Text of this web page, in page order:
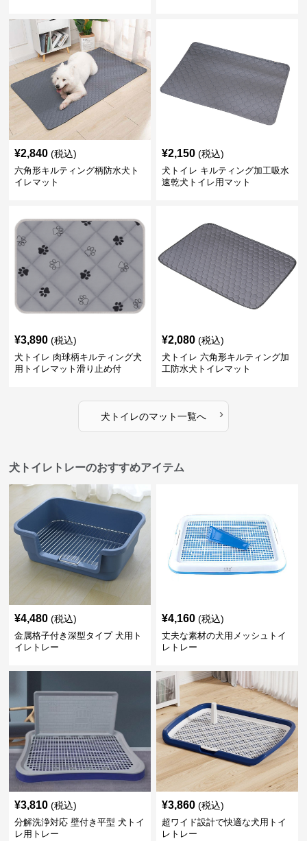
¥2,840 (税込)
六角形キルティング柄防水犬ト
イレマット
¥2,150 (税込)
犬トイレ キルティング加工吸水
速乾犬トイレ用マット
¥3,890 (税込)
犬トイレ 肉球柄キルティング犬
用トイレマット滑り止め付
¥2,080 (税込)
犬トイレ 六角形キルティング加
工防水犬トイレマット
犬トイレのマット一覧へ ›
犬トイレトレーのおすすめアイテム
¥4,480 (税込)
金属格子付き深型タイプ 犬用ト
イレトレー
¥4,160 (税込)
丈夫な素材の犬用メッシュトイ
レトレー
¥3,810 (税込)
分解洗浄対応 壁付き平型 犬トイ
レ用トレー
¥3,860 (税込)
超ワイド設計で快適な犬用トイ
レトレー